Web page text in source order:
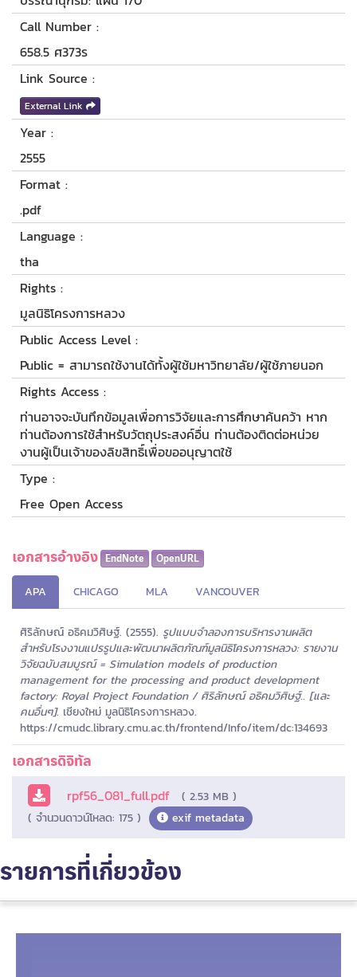
Call Number :
658.5 ศ373ร
Link Source :
External Link
Year :
2555
Format :
.pdf
Language :
tha
Rights :
มูลนิธิโครงการหลวง
Public Access Level :
Public = สามารถใช้งานได้ทั้งผู้ใช้มหาวิทยาลัย/ผู้ใช้ภายนอก
Rights Access :
ท่านอาจจะบันทึกข้อมูลเพื่อการวิจัยและการศึกษาค้นคว้า หาก
ท่านต้องการใช้สำหรับวัตถุประสงค์อื่น ท่านต้องติดต่อหน่วย
งานผู้เป็นเจ้าของลิขสิทธิ์เพื่อขออนุญาตใช้
Type :
Free Open Access
เอกสารอ้างอิง EndNote OpenURL
APA CHICAGO MLA VANCOUVER
ศิริลักษณ์ อธิคมวิศิษฐ์. (2555). รูปแบบจำลองการบริหารงานผลิต
สำหรับโรงงานแปรรูปและพัฒนาผลิตภัณฑ์มูลนิธิโครงการหลวง: รายงาน
วิจัยฉบับสมบูรณ์ = Simulation models of production
management for the processing and product development
factory: Royal Project Foundation / ศิริลักษณ์ อธิคมวิศิษฐ์.. [และ
คนอื่นๆ]. เชียงใหม่ มูลนิธิโครงการหลวง.
https://cmudc.library.cmu.ac.th/frontend/Info/item/dc:134693
เอกสารดิจิทัล
rpf56_081_full.pdf
( 2.53 MB )
( จำนวนดาวน์โหลด: 175 )
exif metadata
รายการที่เกี่ยวข้อง